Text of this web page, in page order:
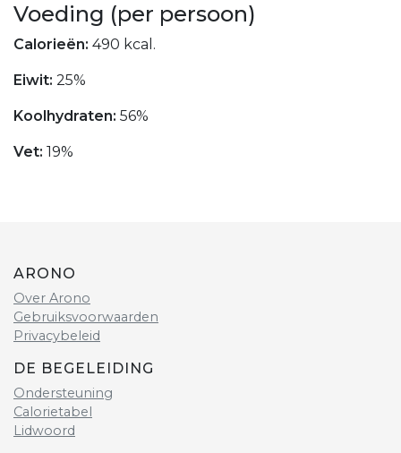
Voeding (per persoon)
Calorieën: 490 kcal.
Eiwit: 25%
Koolhydraten: 56%
Vet: 19%
ARONO
Over Arono
Gebruiksvoorwaarden
Privacybeleid
DE BEGELEIDING
Ondersteuning
Calorietabel
Lidwoord